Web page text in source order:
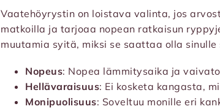
Vaatehöyrystin on loistava valinta, jos
matkoilla ja tarjoaa nopean ratkaisun
muutamia syitä, miksi se saattaa olla sinulle
Nopeus: Nopea lämmitysaika ja
Hellävaraisuus: Ei kosketa kangasta,
Monipuolisuus: Soveltuu monille eri